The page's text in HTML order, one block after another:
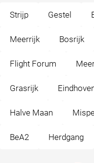
Strijp Gestel
Meerrijk Bosrijk
Flight Forum
Grasrijk
Halve Maan
BeA2 Herdgang